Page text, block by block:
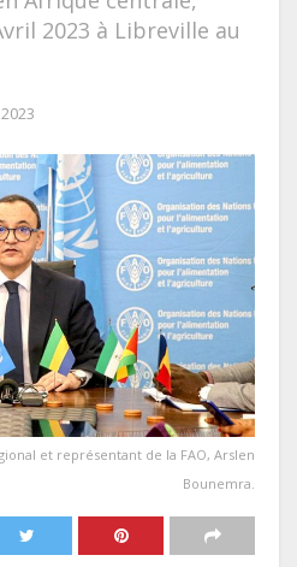
2023 à Libreville au
et représentant de la FAO, Arslen
Bounemra.